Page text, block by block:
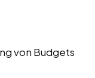
von Budgets